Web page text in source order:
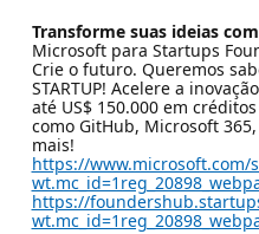
Transforme suas ideias
Microsoft para Startups
Crie o futuro. Queremos
STARTUP! Acelere a
até US$ 150.000 em
como GitHub, Microsoft
mais!
https://www.microsoft.com/
https://